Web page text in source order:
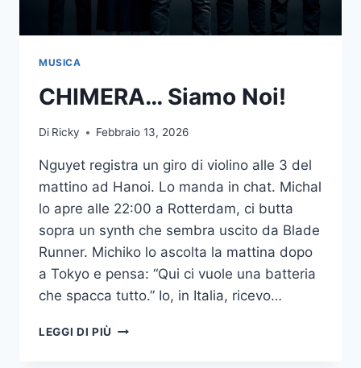
MUSICA
CHIMERA… Siamo Noi!
Di Ricky Febbraio 13, 2026
Nguyet registra un giro di violino alle 3 del
mattino ad Hanoi. Lo manda in chat. Michal
lo apre alle 22:00 a Rotterdam, ci butta
sopra un synth che sembra uscito da Blade
Runner. Michiko lo ascolta la mattina dopo
a Tokyo e pensa: “Qui ci vuole una batteria
che spacca tutto.” Io, in Italia, ricevo…
LEGGI DI PIÙ CHIMERA…